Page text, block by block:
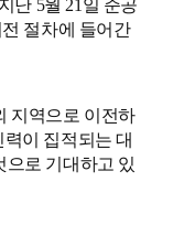
난 5월 21 일 준공
절차에 들어간
지역으로 이전하
이 집적되는 대
으로 기대하고 있